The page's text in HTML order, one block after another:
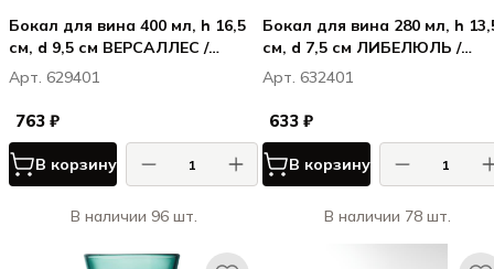
Бокал для вина 400 мл, h 16,5
см, d 9,5 см ВЕРСАЛЛЕС /
VERSAILLES
Арт. 629401
763 ₽
В корзину
В наличии 96 шт.
Бокал для вина 280 мл, h
см, d 7,5 см ЛИБЕЛЮЛЬ /
LIBELLULES
Арт. 632401
633 ₽
В корзину
В наличии 78 шт.